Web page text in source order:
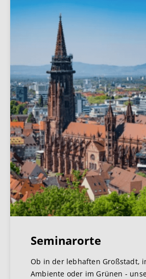
Seminarorte
Ob in der lebhaften Großstadt,
Ambiente oder im Grünen -